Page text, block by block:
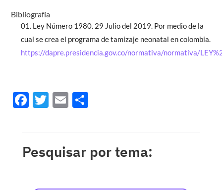
Bibliografía
Ley Número 1980. 29 Julio del 2019. Por medio de la
cual se crea el programa de tamizaje neonatal en colombia.
https://dapre.presidencia.gov.co/normativa/normativa/
Facebook
Twitter
Email
Pesquisar por tema: